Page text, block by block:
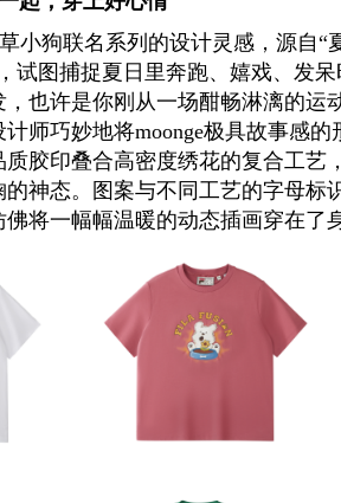
小狗联名系列的设计灵感，源自“
试图捕捉夏日里奔跑、嬉戏、发
，也许是你刚从一场酣畅淋漓的运
师巧妙地将moonge极具故事感
胶印叠合高密度绣花的复合工艺
神态。图案与不同工艺的字母标
将一幅幅温暖的动态插画穿在了